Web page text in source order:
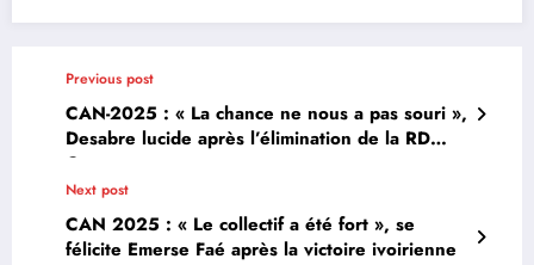
Previous post
CAN-2025 : « La chance ne nous a pas souri »,
Desabre lucide après l’élimination de la RD
Congo
Next post
CAN 2025 : « Le collectif a été fort », se
félicite Emerse Faé après la victoire ivoirienne